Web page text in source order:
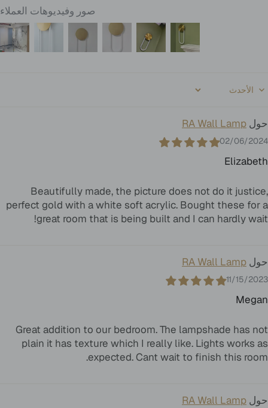
صور وفيديوهات العملاء
Sort by
RA Wall Lamp
02/06/2024
Elizabeth
Beautifully made, the picture does not do it justice,
perfect gold with a white soft acrylic. Bought these for a
great room that is being built and I can hardly wait!
RA Wall Lamp
11/15/2023
Megan
Great addition to our bedroom. The lampshade has not
plain it has texture which I really like. Lights works as
expected. Cant wait to finish this room.
RA Wall Lamp